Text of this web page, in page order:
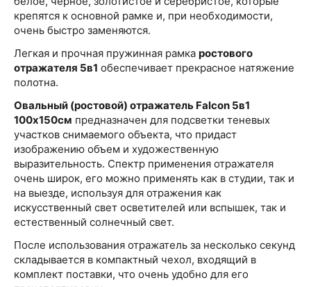
крепятся к основной рамке и, при необходимости,
очень быстро заменяются.
Легкая и прочная пружинная рамка ростового
отражателя 5в1 обеспечивает прекрасное натяжение
полотна.
Овальный (ростовой) отражатель Falcon 5в1
100х150см предназначен для подсветки теневых
участков снимаемого объекта, что придаст
изображению объем и художественную
выразительность. Спектр применения отражателя
очень широк, его можно применять как в студии, так и
на выезде, используя для отражения как
искусственный свет осветителей или вспышек, так и
естественный солнечный свет.
После использования отражатель за несколько секунд
складывается в компактный чехол, входящий в
комплект поставки, что очень удобно для его